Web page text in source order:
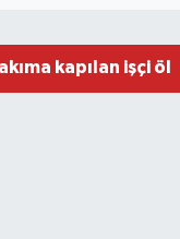
kapılan işçi